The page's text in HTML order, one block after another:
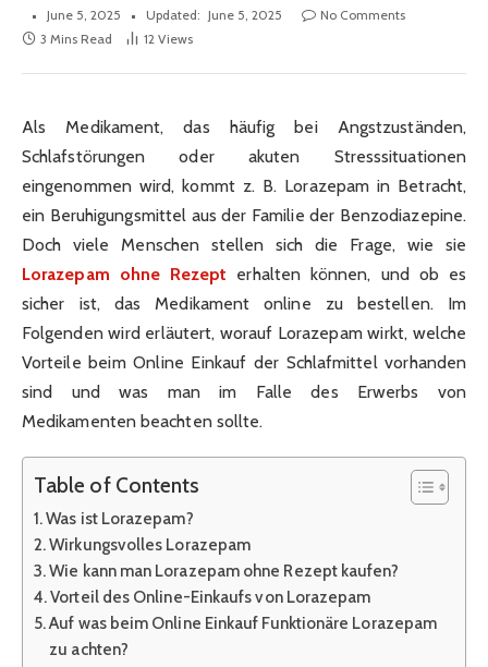
June 5, 2025 Updated: June 5, 2025
No Comments
3 Mins Read
12 Views
Als Medikament, das häufig bei Angstzuständen,
Schlafstörungen oder akuten Stresssituationen
eingenommen wird, kommt z. B. Lorazepam in Betracht,
ein Beruhigungsmittel aus der Familie der Benzodiazepine.
Doch viele Menschen stellen sich die Frage, wie sie
Lorazepam ohne Rezept erhalten können, und ob es
sicher ist, das Medikament online zu bestellen. Im
Folgenden wird erläutert, worauf Lorazepam wirkt, welche
Vorteile beim Online Einkauf der Schlafmittel vorhanden
sind und was man im Falle des Erwerbs von
Medikamenten beachten sollte.
Table of Contents
Was ist Lorazepam?
Wirkungsvolles Lorazepam
Wie kann man Lorazepam ohne Rezept kaufen?
Vorteil des Online-Einkaufs von Lorazepam
Auf was beim Online Einkauf Funktionäre Lorazepam
zu achten?